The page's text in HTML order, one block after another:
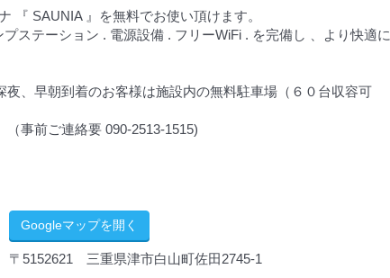
『 SAUNIA 』を無料でお使い頂けます。
ステーション . 電源設備 . フリーWiFi . を完備し 、より快適に
、早朝到着のお客様は施設内の無料駐車場（６０台収容可
事前ご連絡要 090-2513-1515)
Googleマップを開く
〒5152621 三重県津市白山町佐田2745-1